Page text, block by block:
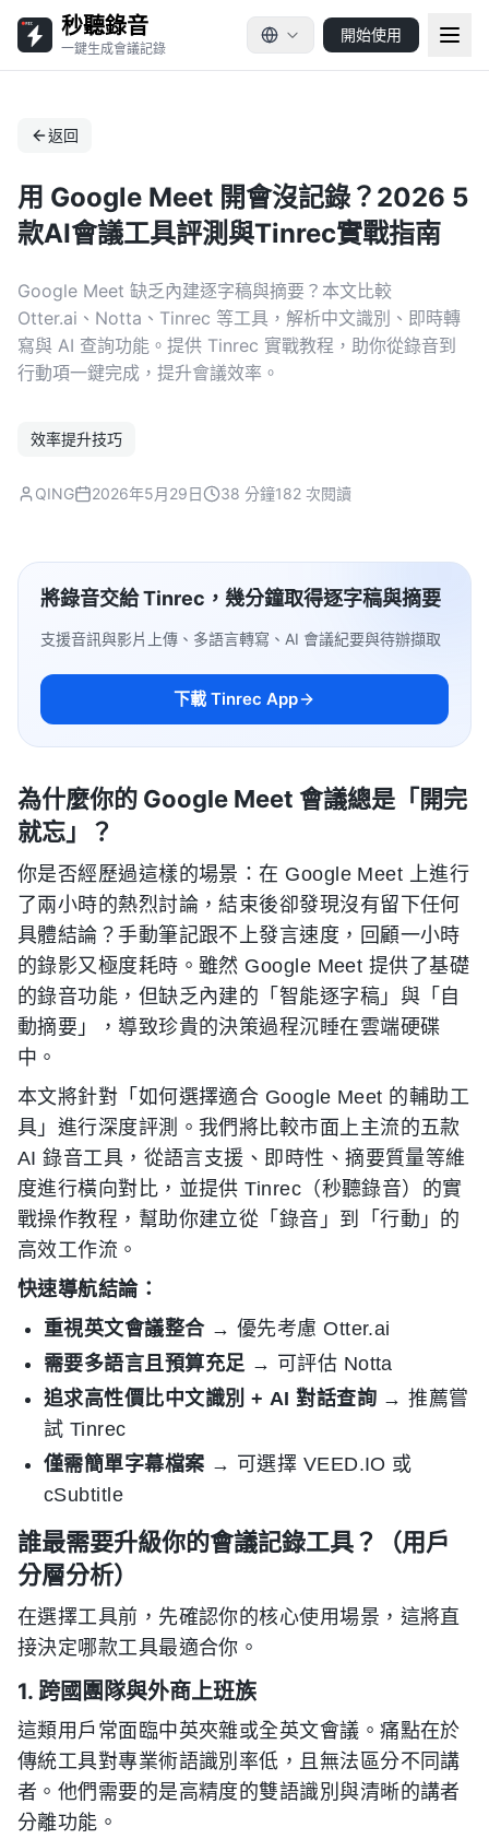
秒聽錄音
一鍵生成會議記錄
開始使用
返回
用 Google Meet 開會沒記錄？2026 5
款AI會議工具評測與Tinrec實戰指南
Google Meet 缺乏內建逐字稿與摘要？本文比較
Otter.ai、Notta、Tinrec 等工具，解析中文識別、即時轉
寫與 AI 查詢功能。提供 Tinrec 實戰教程，助你從錄音到
行動項一鍵完成，提升會議效率。
效率提升技巧
QING 2026年5月29日 38 分鐘182 次閱讀
將錄音交給 Tinrec，幾分鐘取得逐字稿與摘要
支援音訊與影片上傳、多語言轉寫、AI 會議紀要與待辦擷取
下載 Tinrec App
為什麼你的 Google Meet 會議總是「開完
就忘」？
你是否經歷過這樣的場景：在 Google Meet 上進行
了兩小時的熱烈討論，結束後卻發現沒有留下任何
具體結論？手動筆記跟不上發言速度，回顧一小時
的錄影又極度耗時。雖然 Google Meet 提供了基礎
的錄音功能，但缺乏內建的「智能逐字稿」與「自
動摘要」，導致珍貴的決策過程沉睡在雲端硬碟
中。
本文將針對「如何選擇適合 Google Meet 的輔助工
具」進行深度評測。我們將比較市面上主流的五款
AI 錄音工具，從語言支援、即時性、摘要質量等維
度進行橫向對比，並提供 Tinrec（秒聽錄音）的實
戰操作教程，幫助你建立從「錄音」到「行動」的
高效工作流。
快速導航結論：
重視英文會議整合→ 優先考慮 Otter.ai
需要多語言且預算充足→ 可評估 Notta
追求高性價比中文識別 + AI 對話查詢 → 推薦嘗
試 Tinrec
僅需簡單字幕檔案 → 可選擇 VEED.IO 或
cSubtitle
誰最需要升級你的會議記錄工具？（用戶
分層分析）
在選擇工具前，先確認你的核心使用場景，這將直
接決定哪款工具最適合你。
1. 跨國團隊與外商上班族
這類用戶常面臨中英夾雜或全英文會議。痛點在於
傳統工具對專業術語識別率低，且無法區分不同講
者。他們需要的是高精度的雙語識別與清晰的講者
分離功能。